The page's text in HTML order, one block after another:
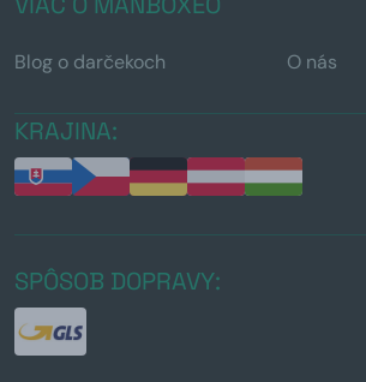
Blog o darčekoch O nás
KRAJINA:
SPÔSOB DOPRAVY: